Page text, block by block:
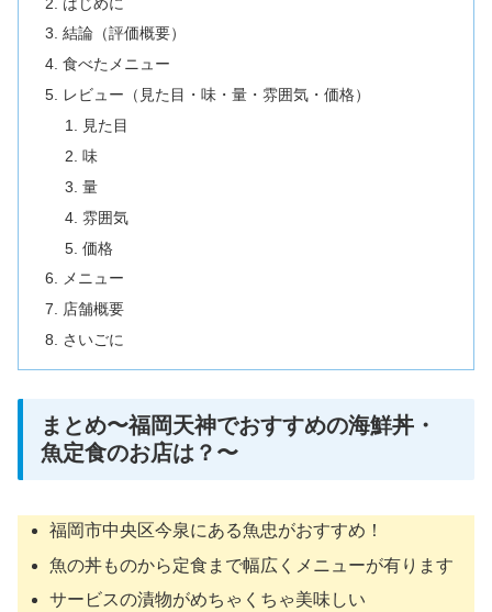
結論（評価概要）
食べたメニュー
レビュー（見た目・味・量・雰囲気・価格）
見た目
味
量
雰囲気
価格
メニュー
店舗概要
さいごに
まとめ〜福岡天神でおすすめの海鮮丼・
魚定食のお店は？〜
福岡市中央区今泉にある魚忠がおすすめ！
魚の丼ものから定食まで幅広くメニューが有ります
サービスの漬物がめちゃくちゃ美味しい